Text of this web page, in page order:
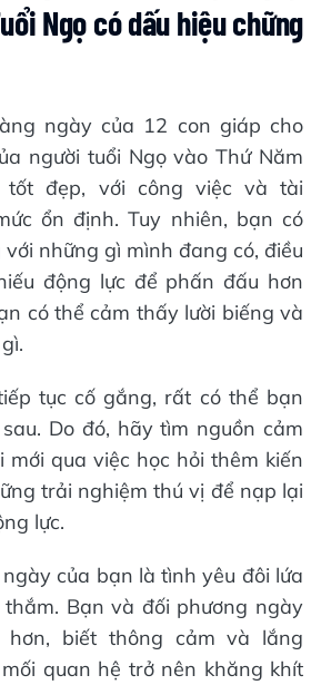
Ngọ có dấu hiệu chững
ngày của 12 con giáp cho
người tuổi Ngọ vào Thứ Năm
tốt đẹp, với công việc và tài
ổn định. Tuy nhiên, bạn có
những gì mình đang có, điều
động lực để phấn đấu hơn
có thể cảm thấy lười biếng và
tục cố gắng, rất có thể bạn
Do đó, hãy tìm nguồn cảm
mới qua việc học hỏi thêm kiến
trải nghiệm thú vị để nạp lại
lực.
của bạn là tình yêu đôi lứa
Bạn và đối phương ngày
hơn, biết thông cảm và lắng
quan hệ trở nên khăng khít